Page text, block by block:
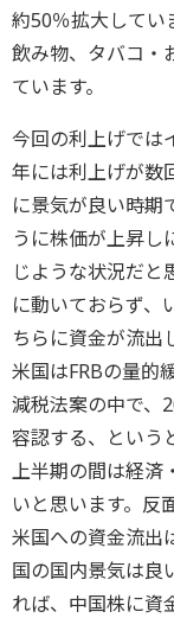
約50％拡大してい
飲み物、タバコ・
ています。
今回の利上げでは
年には利上げが数
に景気が良い時期
うに株価が上昇し
じような状況だと
に動いておらず、
ちらに資金が流出
米国はFRBの量的
減税法案の中で、
容認する、という
上半期の間は経済
いと思います。反
米国への資金流出
国の国内景気は良
れば、中国株に資